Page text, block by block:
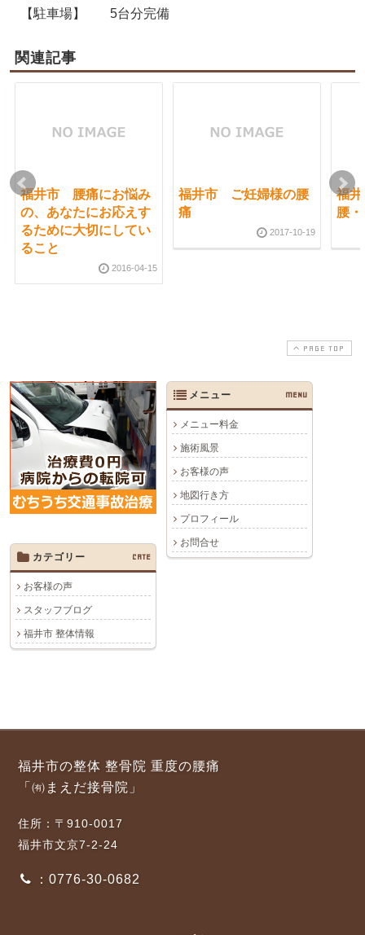
【駐車場】
5台分完備
関連記事
福井市 腰痛にお悩み
の、あなたにお応えす
るために大切にしてい
ること
2016-04-15
福井市 ご妊婦様の腰
痛
2017-10-19
福
腰
PAGE TOP
メニュー MENU
メニュー料金
施術風景
お客様の声
地図行き方
プロフィール
お問合せ
カテゴリー
CATE
お客様の声
スタッフブログ
福井市 整体情報
福井市の整体 整骨院 重度の腰痛
「㈲まえだ接骨院」
住所：〒910-0017
福井市文京7-2-24
：0776-30-0682